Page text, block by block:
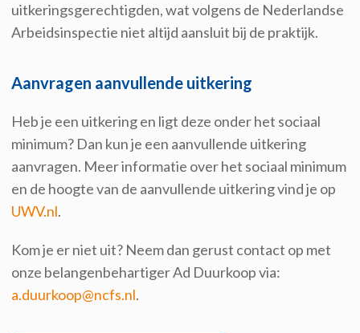
uitkeringsgerechtigden, wat volgens de Nederlandse
Arbeidsinspectie niet altijd aansluit bij de praktijk.
Aanvragen aanvullende uitkering
Heb je een uitkering en ligt deze onder het sociaal
minimum? Dan kun je een aanvullende uitkering
aanvragen. Meer informatie over het sociaal minimum
en de hoogte van de aanvullende uitkering vind je op
UWV.nl.
Kom je er niet uit? Neem dan gerust contact op met
onze belangenbehartiger Ad Duurkoop via:
a.duurkoop@ncfs.nl.